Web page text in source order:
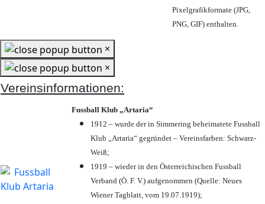
Pixelgrafikformate (JPG,
PNG, GIF) enthalten.
×
×
Vereinsinformationen:
Fussball Klub „Artaria“
1912 – wurde der in Simmering beheimatete Fussball
Klub „Artaria“ gegründet – Vereinsfarben: Schwarz-
Weiß;
1919 – wieder in den Österreichischen Fussball
Verband (Ö. F. V.) aufgenommen (Quelle: Neues
Wiener Tagblatt, vom 19.07.1919);